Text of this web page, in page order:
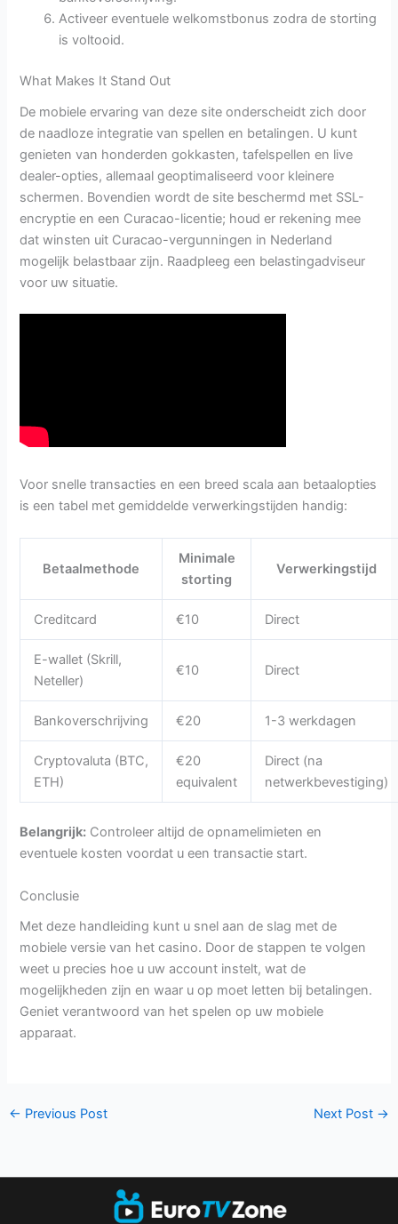
Activeer eventuele welkomstbonus zodra de storting
is voltooid.
What Makes It Stand Out
De mobiele ervaring van deze site onderscheidt zich door
de naadloze integratie van spellen en betalingen. U kunt
genieten van honderden gokkasten, tafelspellen en live
dealer-opties, allemaal geoptimaliseerd voor kleinere
schermen. Bovendien wordt de site beschermd met SSL-
encryptie en een Curacao-licentie; houd er rekening mee
dat winsten uit Curacao-vergunningen in Nederland
mogelijk belastbaar zijn. Raadpleeg een belastingadviseur
voor uw situatie.
Voor snelle transacties en een breed scala aan betaalopties
is een tabel met gemiddelde verwerkingstijden handig:
Betaalmethode
Minimale
storting
Verwerkingstijd
Creditcard €10 Direct
E-wallet (Skrill,
Neteller)
€10 Direct
Bankoverschrijving €20 1-3 werkdagen
Cryptovaluta (BTC,
ETH)
€20
equivalent
Direct (na
netwerkbevestiging)
Belangrijk: Controleer altijd de opnamelimieten en
eventuele kosten voordat u een transactie start.
Conclusie
Met deze handleiding kunt u snel aan de slag met de
mobiele versie van het casino. Door de stappen te volgen
weet u precies hoe u uw account instelt, wat de
mogelijkheden zijn en waar u op moet letten bij betalingen.
Geniet verantwoord van het spelen op uw mobiele
apparaat.
← Previous Post Next Post →